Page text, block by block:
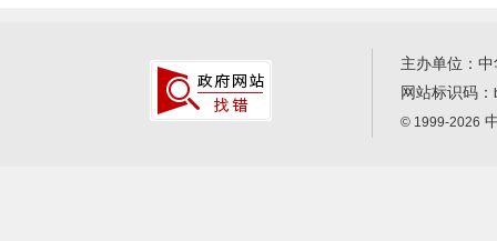
主办单位：
网站标识码：
© 1999-2026